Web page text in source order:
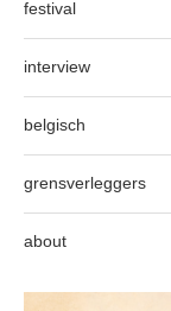
festival
interview
belgisch
grensverleggers
about